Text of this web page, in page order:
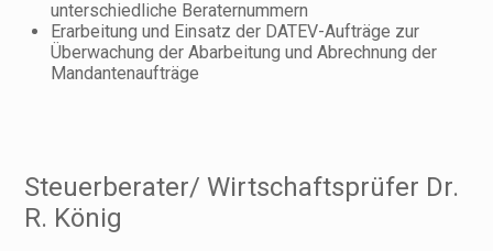
unterschiedliche Beraternummern
Erarbeitung und Einsatz der DATEV-Aufträge zur
Überwachung der Abarbeitung und Abrechnung der
Mandantenaufträge
Steuerberater/ Wirtschaftsprüfer Dr.
R. König